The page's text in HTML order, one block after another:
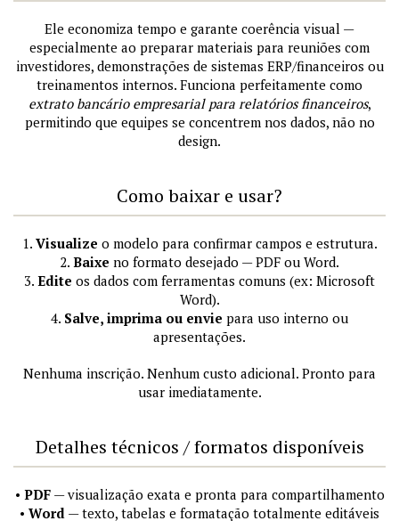
Ele economiza tempo e garante coerência visual —
especialmente ao preparar materiais para reuniões com
investidores, demonstrações de sistemas ERP/financeiros ou
treinamentos internos. Funciona perfeitamente como
extrato bancário empresarial para relatórios financeiros,
permitindo que equipes se concentrem nos dados, não no
design.
Como baixar e usar?
1. Visualize o modelo para confirmar campos e estrutura.
2. Baixe no formato desejado — PDF ou Word.
3. Edite os dados com ferramentas comuns (ex: Microsoft
Word).
4. Salve, imprima ou envie para uso interno ou
apresentações.
Nenhuma inscrição. Nenhum custo adicional. Pronto para
usar imediatamente.
Detalhes técnicos / formatos disponíveis
• PDF— visualização exata e pronta para compartilhamento
• Word — texto, tabelas e formatação totalmente editáveis